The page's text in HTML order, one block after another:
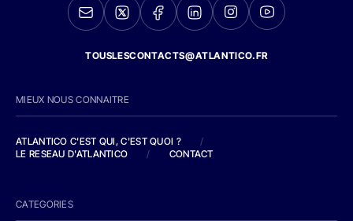
TOUSLESCONTACTS@ATLANTICO.FR
MIEUX NOUS CONNAITRE
ATLANTICO C'EST QUI, C'EST QUOI ?
/
LE RESEAU D'ATLANTICO
/ CONTACT
CATEGORIES